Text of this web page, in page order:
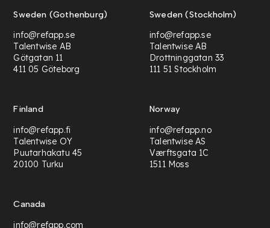
Sweden (Gothenburg)
info@refapp.se
Talentwise AB
Götgatan 11
411 05 Göteborg
Sweden (Stockholm)
info@refapp.se
Talentwise AB
Drottninggatan 33
111 51 Stockholm
Finland
info@refapp.fi
Talentwise OY
Puutarhakatu 45
20100 Turku
Norway
info@refapp.no
Talentwise AS
Værftsgata 1C
1511 Moss
Canada
info@refapp.com